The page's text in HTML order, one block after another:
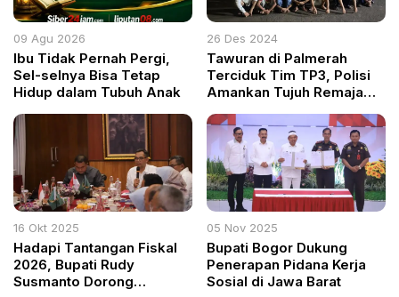
09 Agu 2026
Ibu Tidak Pernah Pergi,
Sel-selnya Bisa Tetap
Hidup dalam Tubuh Anak
26 Des 2024
Tawuran di Palmerah
Terciduk Tim TP3, Polisi
Amankan Tujuh Remaja
16 Okt 2025
Hadapi Tantangan Fiskal
2026, Bupati Rudy
Susmanto Dorong
05 Nov 2025
Bupati Bogor Dukung
Penerapan Pidana Kerja
Sosial di Jawa Barat